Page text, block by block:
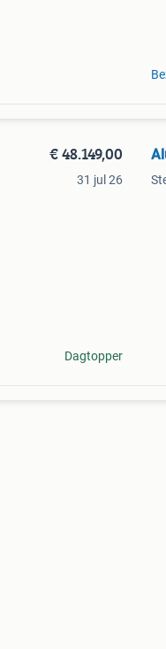
€ 48.149,00
31 jul 26
Dagtopper